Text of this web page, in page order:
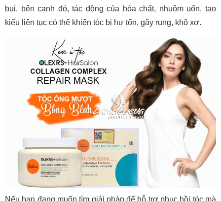
bụi, bên cạnh đó, tác động của hóa chất, nhuộm uốn, tạo
kiểu liên tục có thể khiến tóc bị hư tổn, gãy rụng, khô xơ.
Nếu bạn đang muốn tìm giải pháp để hỗ trợ phục hồi tóc mà